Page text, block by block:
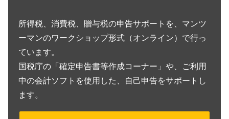
所得税、消費税、贈与税の申告サポートを、マンツ
ーマンのワークショップ形式（オンライン）で行っ
ています。
国税庁の「確定申告書等作成コーナー」や、ご利用
中の会計ソフトを使用した、自己申告をサポートし
ます。